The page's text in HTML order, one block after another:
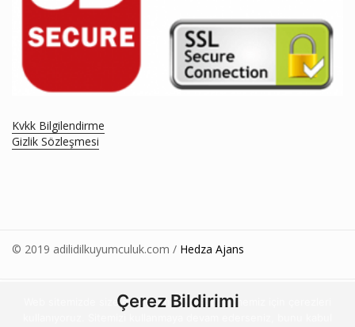
Kvkk Bilgilendirme
Gizlik Sözleşmesi
© 2019 adilidilkuyumculuk.com / Hedza Ajans
Web sitemizde size en iyi deneyimi sunabilmemiz için çerezleri
Çerez Bildirimi